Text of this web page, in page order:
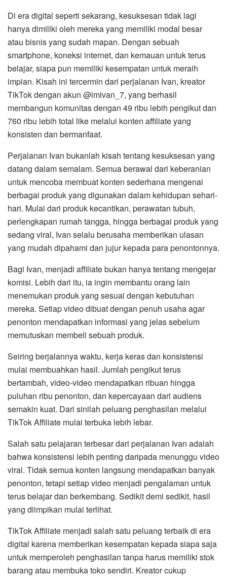
Di era digital seperti sekarang, kesuksesan tidak lagi
hanya dimiliki oleh mereka yang memiliki modal besar
atau bisnis yang sudah mapan. Dengan sebuah
smartphone, koneksi internet, dan kemauan untuk terus
belajar, siapa pun memiliki kesempatan untuk meraih
impian. Kisah ini tercermin dari perjalanan Ivan, kreator
TikTok dengan akun @imivan_7, yang berhasil
membangun komunitas dengan 49 ribu lebih pengikut dan
760 ribu lebih total like melalui konten affiliate yang
konsisten dan bermanfaat.
Perjalanan Ivan bukanlah kisah tentang kesuksesan yang
datang dalam semalam. Semua berawal dari keberanian
untuk mencoba membuat konten sederhana mengenai
berbagai produk yang digunakan dalam kehidupan sehari-
hari. Mulai dari produk kecantikan, perawatan tubuh,
perlengkapan rumah tangga, hingga berbagai produk yang
sedang viral, Ivan selalu berusaha memberikan ulasan
yang mudah dipahami dan jujur kepada para penontonnya.
Bagi Ivan, menjadi affiliate bukan hanya tentang mengejar
komisi. Lebih dari itu, ia ingin membantu orang lain
menemukan produk yang sesuai dengan kebutuhan
mereka. Setiap video dibuat dengan penuh usaha agar
penonton mendapatkan informasi yang jelas sebelum
memutuskan membeli sebuah produk.
Seiring berjalannya waktu, kerja keras dan konsistensi
mulai membuahkan hasil. Jumlah pengikut terus
bertambah, video-video mendapatkan ribuan hingga
puluhan ribu penonton, dan kepercayaan dari audiens
semakin kuat. Dari sinilah peluang penghasilan melalui
TikTok Affiliate mulai terbuka lebih lebar.
Salah satu pelajaran terbesar dari perjalanan Ivan adalah
bahwa konsistensi lebih penting daripada menunggu video
viral. Tidak semua konten langsung mendapatkan banyak
penonton, tetapi setiap video menjadi pengalaman untuk
terus belajar dan berkembang. Sedikit demi sedikit, hasil
yang diimpikan mulai terlihat.
TikTok Affiliate menjadi salah satu peluang terbaik di era
digital karena memberikan kesempatan kepada siapa saja
untuk memperoleh penghasilan tanpa harus memiliki stok
barang atau membuka toko sendiri. Kreator cukup